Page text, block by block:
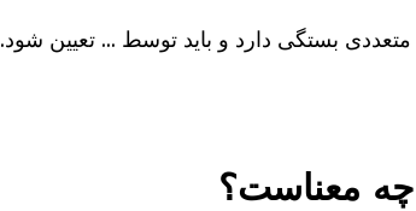
بستگی دارد و باید توسط ... تعیین شود.